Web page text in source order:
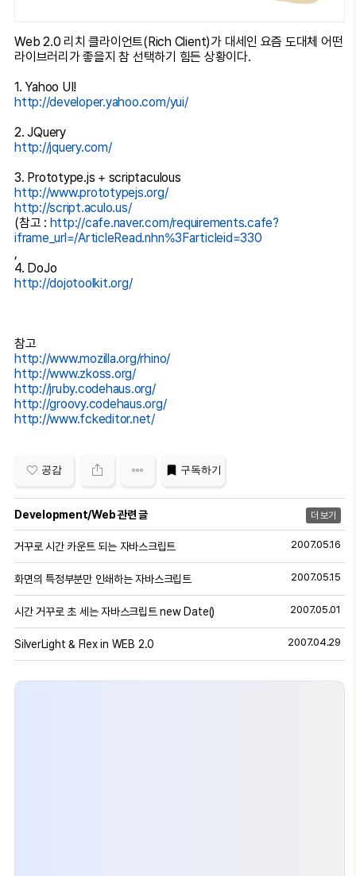
Web 2.0 리치 클라이언트(Rich Client)가 대세인 요즘 도대체 어떤
라이브러리가 좋을지 참 선택하기 힘든 상황이다.
1. Yahoo UI!
http://developer.yahoo.com/yui/
2. JQuery
http://jquery.com/
3. Prototype.js + scriptaculous
http://www.prototypejs.org/
http://script.aculo.us/
(참고 : http://cafe.naver.com/requirements.cafe?
iframe_url=/ArticleRead.nhn%3Farticleid=330
,
4. DoJo
http://dojotoolkit.org/
참고
http://www.mozilla.org/rhino/
http://www.zkoss.org/
http://jruby.codehaus.org/
http://groovy.codehaus.org/
http://www.fckeditor.net/
공감 구독하기
Development/Web 관련 글 더 보기
거꾸로 시간 카운트 되는 자바스크립트 2007.05.16
화면의 특정부분만 인쇄하는 자바스크립트 2007.05.15
시간 거꾸로 초 세는 자바스크립트 new Date() 2007.05.01
SilverLight & Flex in WEB 2.0 2007.04.29